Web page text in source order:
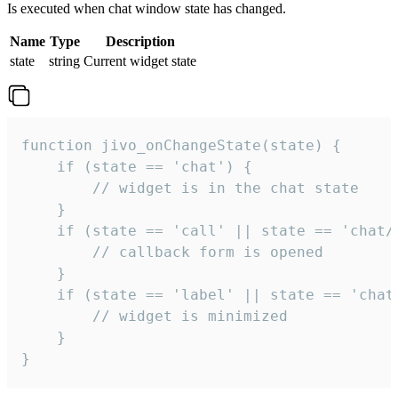
Is executed when chat window state has changed.
Name Type
Description
state
string Current widget state
function jivo_onChangeState(state) {
    if (state == 'chat') {
        // widget is in the chat state
    }
if (state == 'call' || state ==
        // callback form is opened
    }
if (state == 'label' || state ==
        // widget is minimized
    }
}